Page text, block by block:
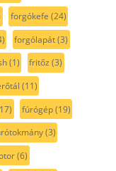
forgókefe (24)
forgólapát(3)
(1) fritőz (3)
(11)
fúrógép(19)
(3)
(6)